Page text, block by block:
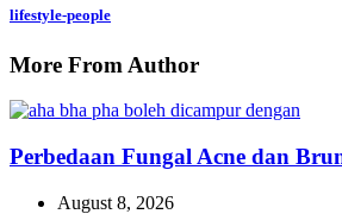
lifestyle-people
More From Author
Perbedaan Fungal Acne dan
August 8, 2026